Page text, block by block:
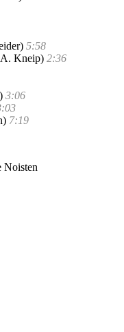
5:58
A. Kneip) 2:36
3:06
7:19